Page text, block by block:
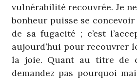
vulnérabilité recouvrée. Je
bonheur puisse se concevoir
de sa fugacité ; c’est
aujourd’hui pour recouvrer
la joie. Quant au titre de
demandez pas pourquoi